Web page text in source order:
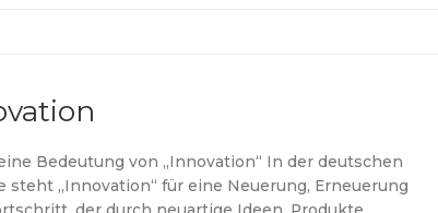
Bedeutung von „Innovation“ In der deutschen
steht „Innovation“ für eine Neuerung, Erneuerung
der durch neuartige Ideen, Produkte,